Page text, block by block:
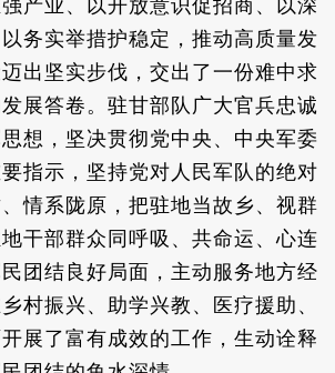
产业、以开放意识促招商、以深
务实举措护稳定，推动高质量发
出坚实步伐，交出了一份难中求
展答卷。驻甘部队广大官兵忠诚
想，坚决贯彻党中央、中央军委
指示，坚持党对人民军队的绝对
情系陇原，把驻地当故乡、视群
干部群众同呼吸、共命运、心连
团结良好局面，主动服务地方经
村振兴、助学兴教、医疗援助、
展了富有成效的工作，生动诠释